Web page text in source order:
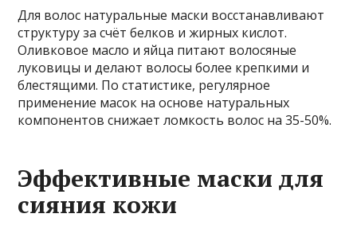
Для волос натуральные маски восстанавливают
структуру за счёт белков и жирных кислот.
Оливковое масло и яйца питают волосяные
луковицы и делают волосы более крепкими и
блестящими. По статистике, регулярное
применение масок на основе натуральных
компонентов снижает ломкость волос на 35-50%.
Эффективные маски для
сияния кожи